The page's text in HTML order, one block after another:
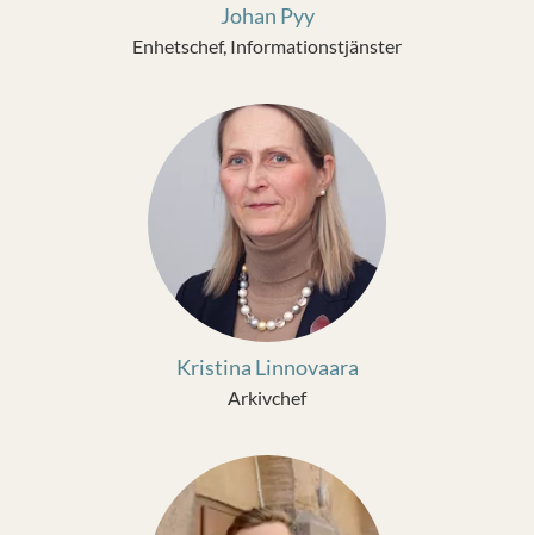
Johan Pyy
Enhetschef, Informationstjänster
Kristina Linnovaara
Arkivchef